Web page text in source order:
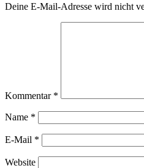
Deine E-Mail-Adresse wird nicht
Kommentar *
Name *
E-Mail *
Website